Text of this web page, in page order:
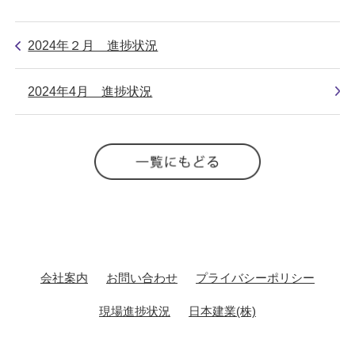
2024年２月 進捗状況
2024年4月 進捗状況
会社案内 お問い合わせ プライバシーポリシー
現場進捗状況 日本建業(株)